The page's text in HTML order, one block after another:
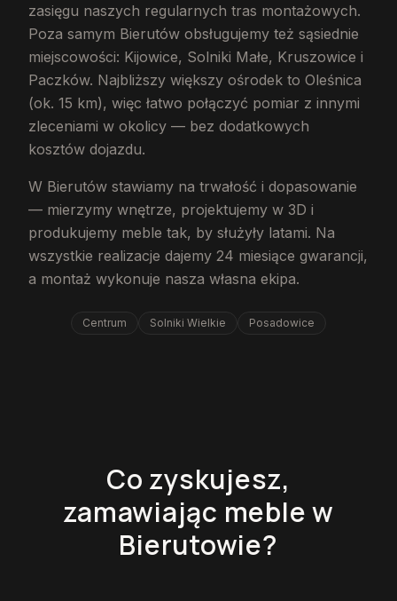
zasięgu naszych regularnych tras montażowych.
Poza samym Bierutów obsługujemy też sąsiednie
miejscowości: Kijowice, Solniki Małe, Kruszowice i
Paczków. Najbliższy większy ośrodek to Oleśnica
(ok. 15 km), więc łatwo połączyć pomiar z innymi
zleceniami w okolicy — bez dodatkowych
kosztów dojazdu.
W Bierutów stawiamy na trwałość i dopasowanie
— mierzymy wnętrze, projektujemy w 3D i
produkujemy meble tak, by służyły latami. Na
wszystkie realizacje dajemy 24 miesiące gwarancji,
a montaż wykonuje nasza własna ekipa.
Centrum Solniki Wielkie Posadowice
Co zyskujesz,
zamawiając meble w
Bierutowie?